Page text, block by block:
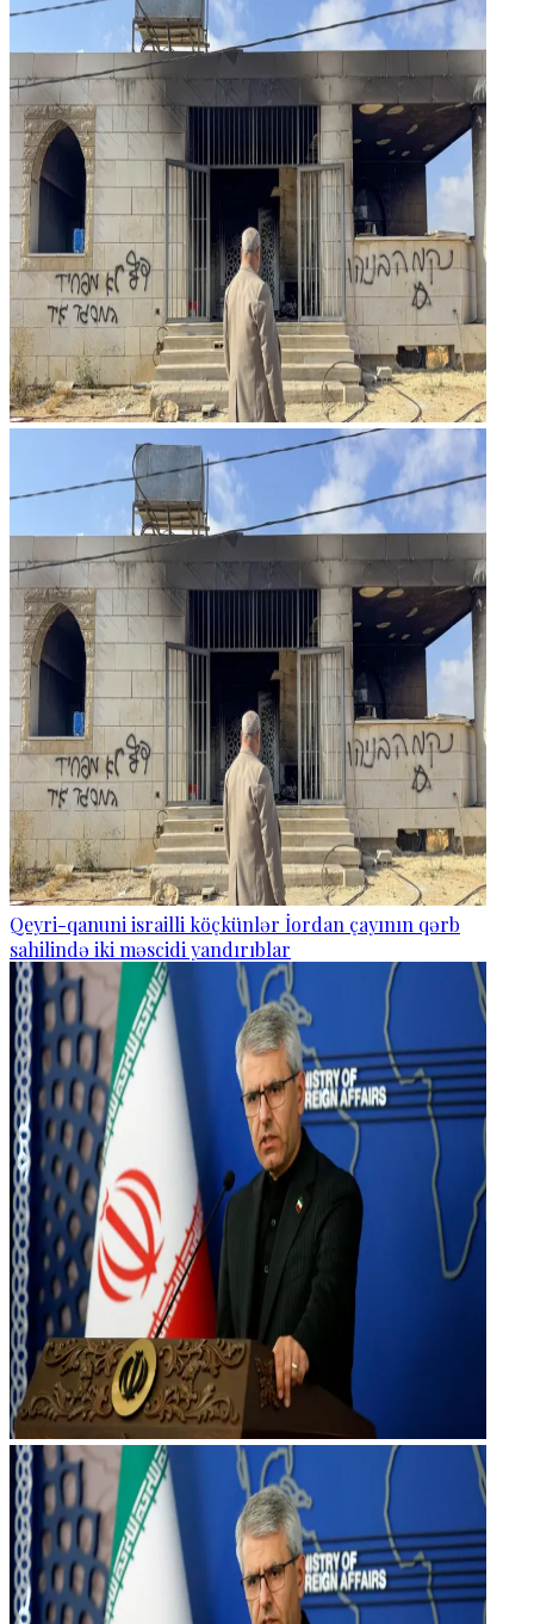
Qeyri-qanuni israilli köçkünlər İordan çayının qərb
sahilində iki məscidi yandırıblar